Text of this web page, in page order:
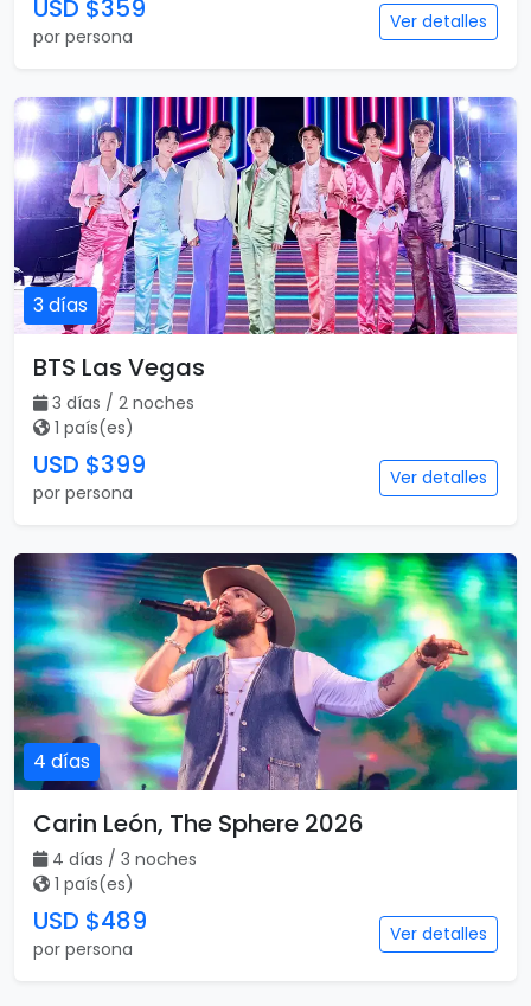
USD $359
por persona
Ver detalles
3 días
BTS Las Vegas
3 días / 2 noches
1 país(es)
USD $399
por persona
Ver detalles
4 días
Carin León, The Sphere 2026
4 días / 3 noches
1 país(es)
USD $489
por persona
Ver detalles